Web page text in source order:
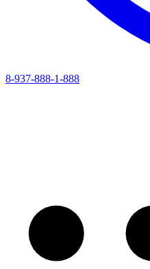
8-937-888-1-888